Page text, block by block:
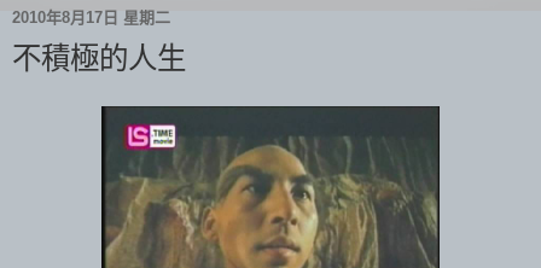
2010年8月17日 星期二
不積極的人生